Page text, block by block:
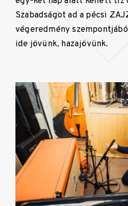
Szabadságot ad a pécsi
végeredmény
ide jövünk, hazajövünk.